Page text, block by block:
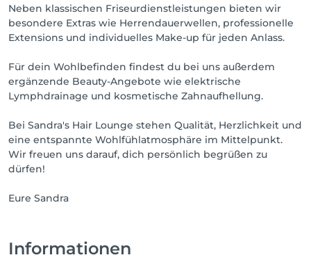
Neben klassischen Friseurdienstleistungen bieten wir
besondere Extras wie Herrendauerwellen, professionelle
Extensions und individuelles Make-up für jeden Anlass.
Für dein Wohlbefinden findest du bei uns außerdem
ergänzende Beauty-Angebote wie elektrische
Lymphdrainage und kosmetische Zahnaufhellung.
Bei Sandra's Hair Lounge stehen Qualität, Herzlichkeit und
eine entspannte Wohlfühlatmosphäre im Mittelpunkt.
Wir freuen uns darauf, dich persönlich begrüßen zu
dürfen!
Eure Sandra
Informationen